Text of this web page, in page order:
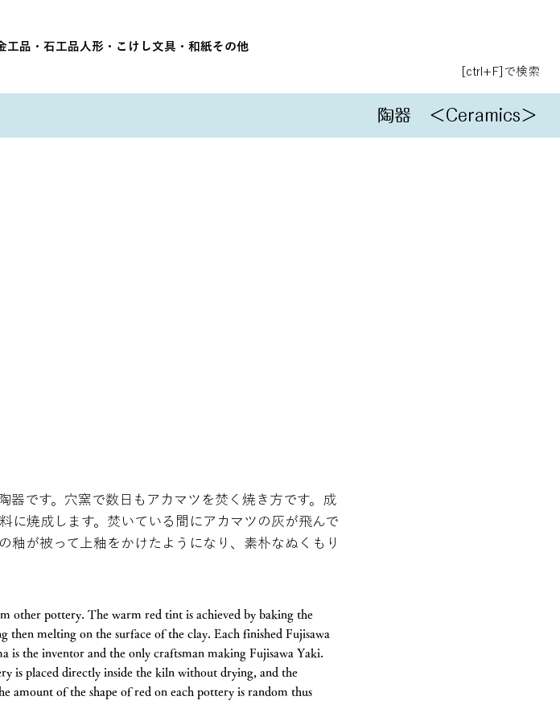
工品・石工品 人形・こけし 文具・和紙その他
[ctrl+F]で検索
陶器 ＜Ceramics＞
器です。穴窯で数日もアカマツを焚く焼き方です。成
に焼成します。焚いている間にアカマツの灰が飛んで
釉が被って上釉をかけたようになり、素朴なぬくもり
other pottery. The warm red tint is achieved by baking the
then melting on the surface of the clay. Each finished Fujisawa
the inventor and the only craftsman making Fujisawa Yaki.
is placed directly inside the kiln without drying, and the
amount of the shape of red on each pottery is random thus